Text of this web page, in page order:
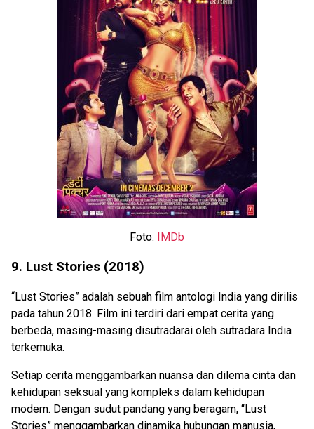
Foto: IMDb
9. Lust Stories (2018)
“Lust Stories” adalah sebuah film antologi India yang dirilis
pada tahun 2018. Film ini terdiri dari empat cerita yang
berbeda, masing-masing disutradarai oleh sutradara India
terkemuka.
Setiap cerita menggambarkan nuansa dan dilema cinta dan
kehidupan seksual yang kompleks dalam kehidupan
modern. Dengan sudut pandang yang beragam, “Lust
Stories” menggambarkan dinamika hubungan manusia,